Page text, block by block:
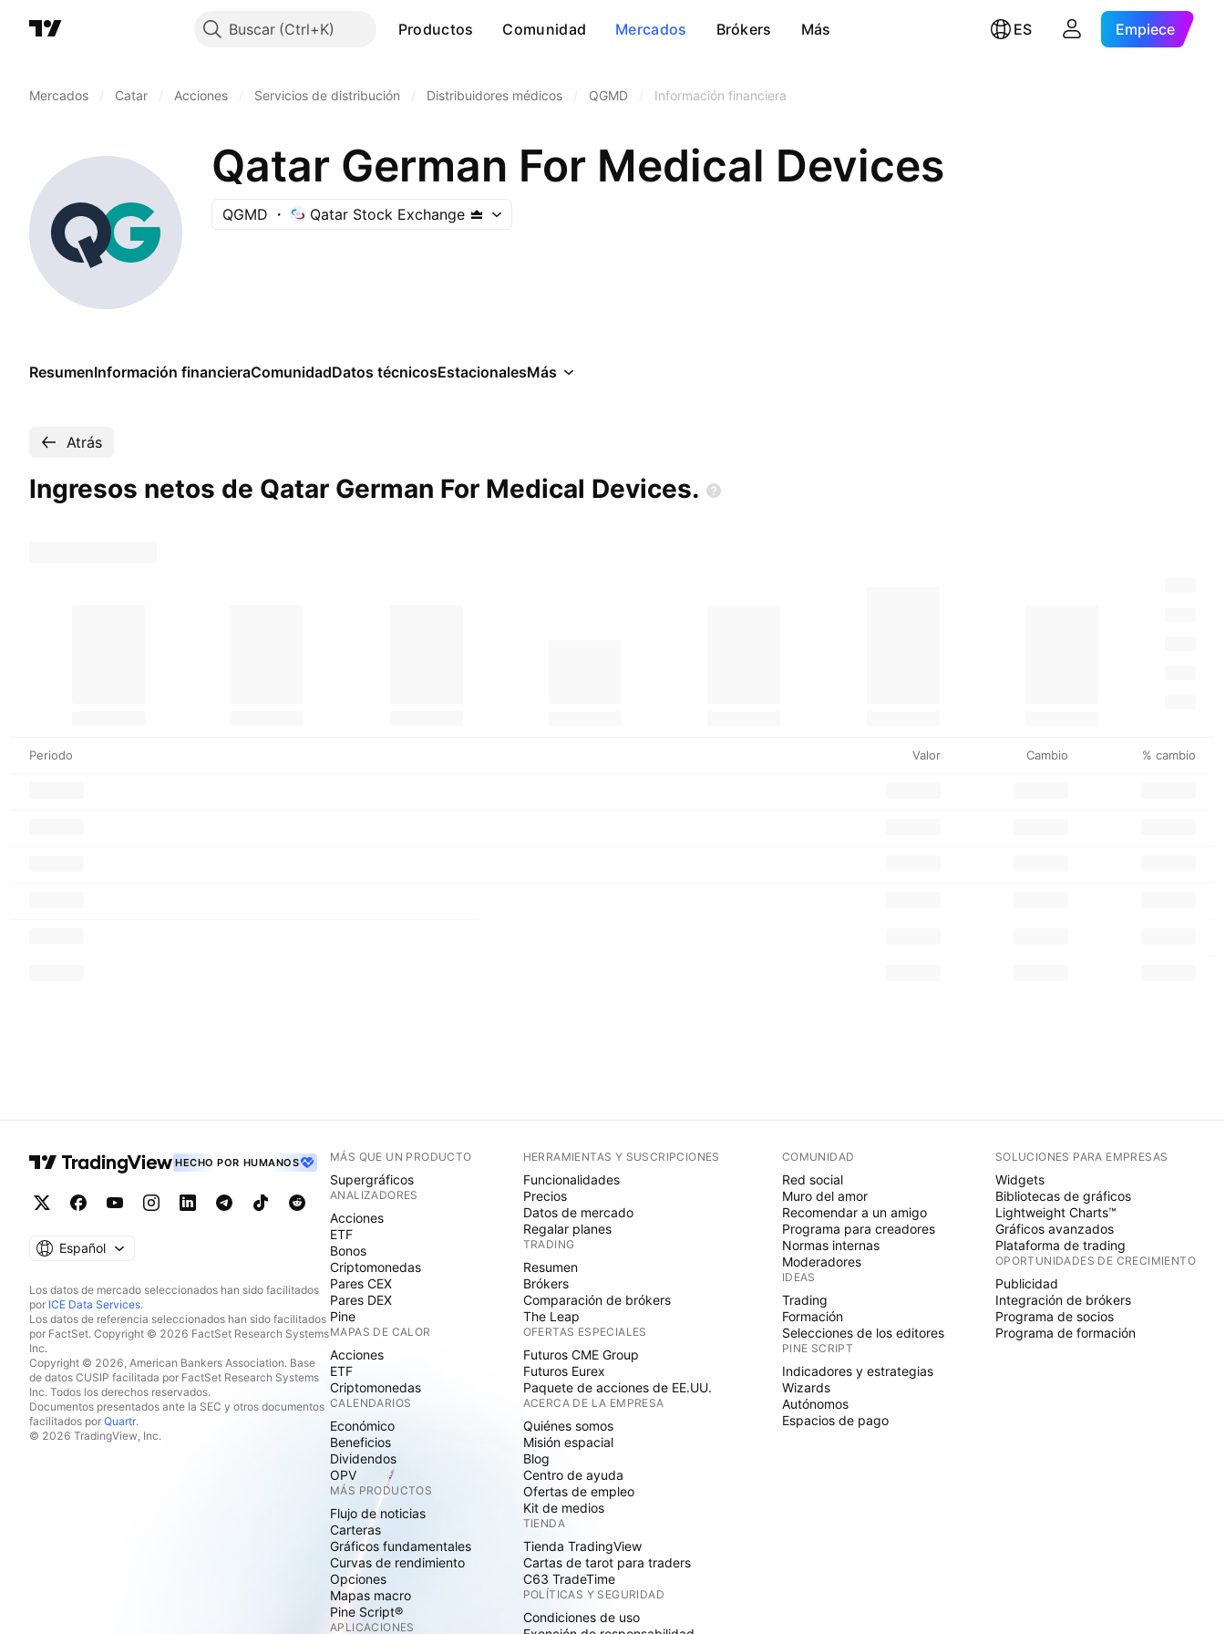
Buscar Productos Comunidad Mercados Brókers Más ES Empiece
Mercados Catar Acciones Servicios de distribución Distribuidores médicos QGMD Información financiera
Qatar German For Medical Devices
QGMD Qatar Stock Exchange
ResumenInformación financieraComunidadDatos técnicosEstacionalesMás
Atrás
Ingresos netos de Qatar German For Medical Devices.
Periodo Valor Cambio % cambio
HECHO POR HUMANOS
Español
Los datos de mercado seleccionados han sido facilitados
por ICE Data Services.
Los datos de referencia seleccionados han sido facilitados
por FactSet. Copyright © 2026 FactSet Research Systems
Inc.
Copyright © 2026, American Bankers Association. Base
de datos CUSIP facilitada por FactSet Research Systems
Inc. Todos los derechos reservados.
Documentos presentados ante la SEC y otros documentos
facilitados por Quartr.
© 2026 TradingView, Inc.
MÁS QUE UN PRODUCTO
Supergráficos
ANALIZADORES
Acciones
ETF
Bonos
Criptomonedas
Pares CEX
Pares DEX
Pine
MAPAS DE CALOR
Acciones
ETF
Criptomonedas
CALENDARIOS
Económico
Beneficios
Dividendos
OPV
MÁS PRODUCTOS
Flujo de noticias
Carteras
Gráficos fundamentales
Curvas de rendimiento
Opciones
Mapas macro
Pine Script®
APLICACIONES
HERRAMIENTAS Y SUSCRIPCIONES
Funcionalidades
Precios
Datos de mercado
Regalar planes
TRADING
Resumen
Brókers
Comparación de brókers
The Leap
OFERTAS ESPECIALES
Futuros CME Group
Futuros Eurex
Paquete de acciones de EE.UU.
ACERCA DE LA EMPRESA
Quiénes somos
Misión espacial
Blog
Centro de ayuda
Ofertas de empleo
Kit de medios
TIENDA
Tienda TradingView
Cartas de tarot para traders
C63 TradeTime
POLÍTICAS Y SEGURIDAD
Condiciones de uso
COMUNIDAD
Red social
Muro del amor
Recomendar a un amigo
Programa para creadores
Normas internas
Moderadores
IDEAS
Trading
Formación
Selecciones de los editores
PINE SCRIPT
Indicadores y estrategias
Wizards
Autónomos
Espacios de pago
SOLUCIONES PARA EMPRESAS
Widgets
Bibliotecas de gráficos
Lightweight Charts™
Gráficos avanzados
Plataforma de trading
OPORTUNIDADES DE CRECIMIENTO
Publicidad
Integración de brókers
Programa de socios
Programa de formación